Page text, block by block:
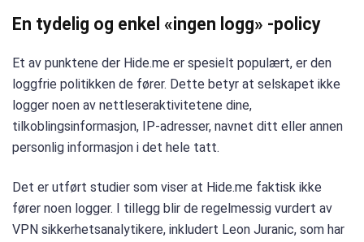
En tydelig og enkel «ingen logg» -policy
Et av punktene der Hide.me er spesielt populært, er den
loggfrie politikken de fører. Dette betyr at selskapet ikke
logger noen av nettleseraktivitetene dine,
tilkoblingsinformasjon, IP-adresser, navnet ditt eller annen
personlig informasjon i det hele tatt.
Det er utført studier som viser at Hide.me faktisk ikke
fører noen logger. I tillegg blir de regelmessig vurdert av
VPN sikkerhetsanalytikere, inkludert Leon Juranic, som har